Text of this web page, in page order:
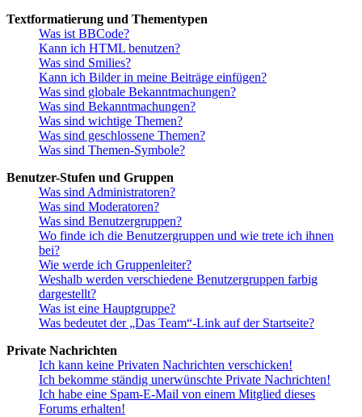
Textformatierung und Thementypen
Was ist BBCode?
Kann ich HTML benutzen?
Was sind Smilies?
Kann ich Bilder in meine Beiträge einfügen?
Was sind globale Bekanntmachungen?
Was sind Bekanntmachungen?
Was sind wichtige Themen?
Was sind geschlossene Themen?
Was sind Themen-Symbole?
Benutzer-Stufen und Gruppen
Was sind Administratoren?
Was sind Moderatoren?
Was sind Benutzergruppen?
Wo finde ich die Benutzergruppen und wie trete ich ihnen
bei?
Wie werde ich Gruppenleiter?
Weshalb werden verschiedene Benutzergruppen farbig
dargestellt?
Was ist eine Hauptgruppe?
Was bedeutet der „Das Team“-Link auf der Startseite?
Private Nachrichten
Ich kann keine Privaten Nachrichten verschicken!
Ich bekomme ständig unerwünschte Private Nachrichten!
Ich habe eine Spam-E-Mail von einem Mitglied dieses
Forums erhalten!